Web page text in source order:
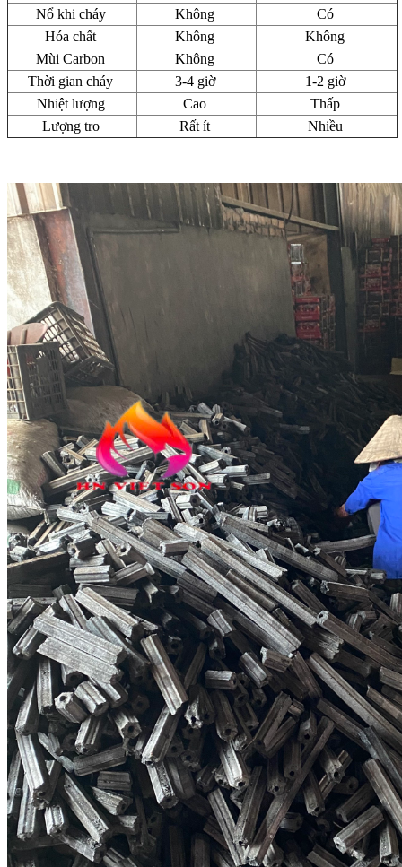
Nổ khi cháy
Không
Có
Hóa chất
Không
Không
Mùi Carbon
Không
Có
Thời gian cháy
3-4 giờ
1-2 giờ
Nhiệt lượng
Cao
Thấp
Lượng tro
Rất ít Nhiều